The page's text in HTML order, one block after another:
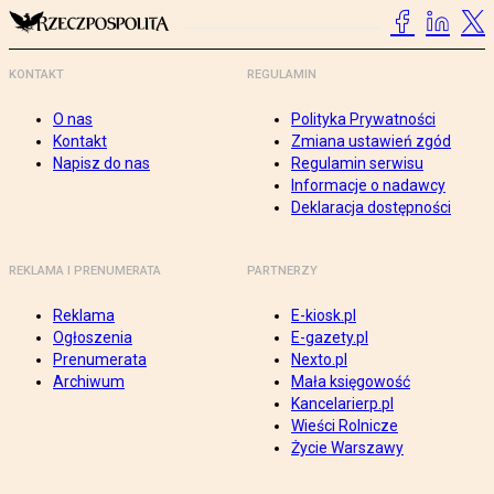
KONTAKT
O nas
Kontakt
Napisz do nas
REGULAMIN
Polityka Prywatności
Zmiana ustawień zgód
Regulamin serwisu
Informacje o nadawcy
Deklaracja dostępności
REKLAMA I PRENUMERATA
Reklama
Ogłoszenia
Prenumerata
Archiwum
PARTNERZY
E-kiosk.pl
E-gazety.pl
Nexto.pl
Mała księgowość
Kancelarierp.pl
Wieści Rolnicze
Życie Warszawy